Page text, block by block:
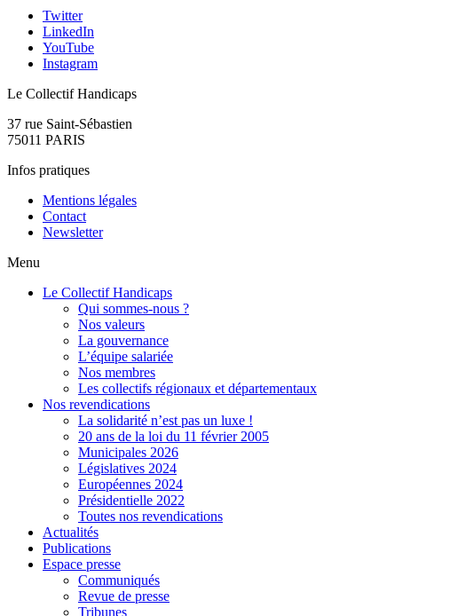
Twitter
LinkedIn
YouTube
Instagram
Le Collectif Handicaps
37 rue Saint-Sébastien
75011 PARIS
Infos pratiques
Mentions légales
Contact
Newsletter
Menu
Le Collectif Handicaps
Qui sommes-nous ?
Nos valeurs
La gouvernance
L’équipe salariée
Nos membres
Les collectifs régionaux et départementaux
Nos revendications
La solidarité n’est pas un luxe !
20 ans de la loi du 11 février 2005
Municipales 2026
Législatives 2024
Européennes 2024
Présidentielle 2022
Toutes nos revendications
Actualités
Publications
Espace presse
Communiqués
Revue de presse
Tribunes